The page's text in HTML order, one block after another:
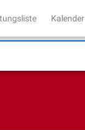
Kalender